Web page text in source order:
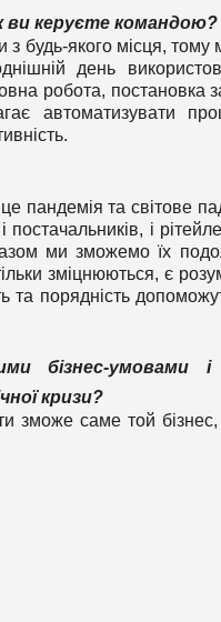
ви керуєте командою?
будь-якого місця, тому
день
робота, постановка
автоматизувати
пандемія та світове
і
ми зможемо їх
зміцнюються, є
та порядність
бізнес-умовами і
кризи?
зможе саме той бізнес,